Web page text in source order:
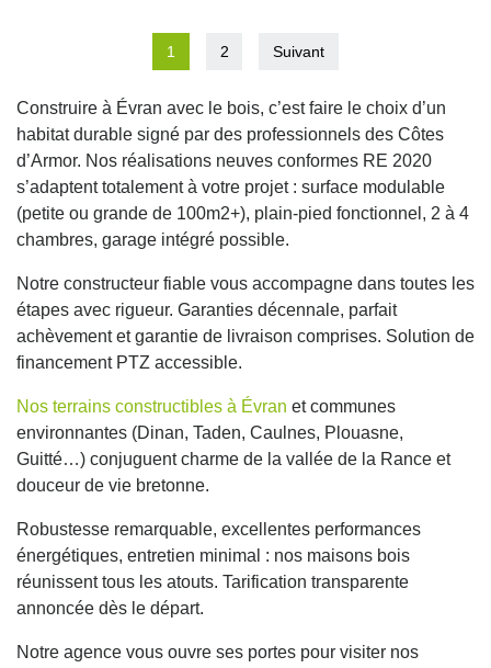
1 2 Suivant
Construire à Évran avec le bois, c’est faire le choix d’un
habitat durable signé par des professionnels des Côtes
d’Armor. Nos réalisations neuves conformes RE 2020
s’adaptent totalement à votre projet : surface modulable
(petite ou grande de 100m2+), plain-pied fonctionnel, 2 à 4
chambres, garage intégré possible.
Notre constructeur fiable vous accompagne dans toutes les
étapes avec rigueur. Garanties décennale, parfait
achèvement et garantie de livraison comprises. Solution de
financement PTZ accessible.
Nos terrains constructibles à Évran et communes
environnantes (Dinan, Taden, Caulnes, Plouasne,
Guitté…) conjuguent charme de la vallée de la Rance et
douceur de vie bretonne.
Robustesse remarquable, excellentes performances
énergétiques, entretien minimal : nos maisons bois
réunissent tous les atouts. Tarification transparente
annoncée dès le départ.
Notre agence vous ouvre ses portes pour visiter nos